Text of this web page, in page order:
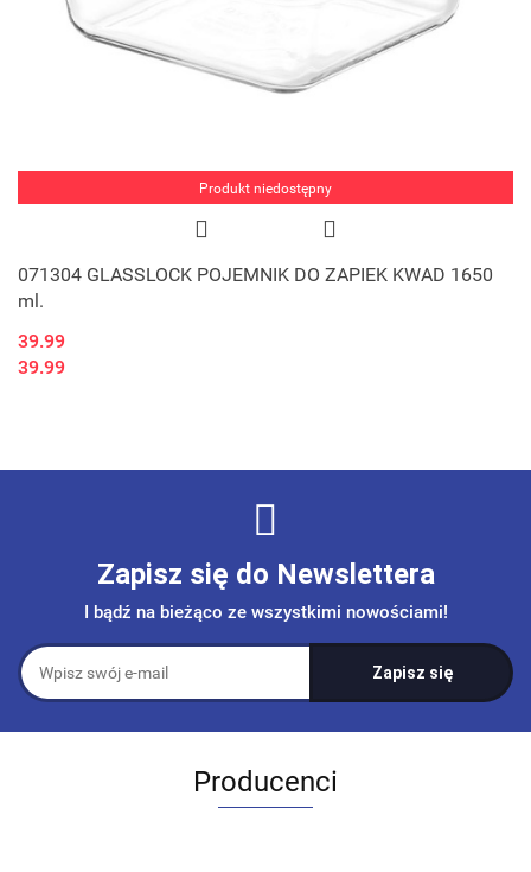
Produkt niedostępny
071304 GLASSLOCK POJEMNIK DO ZAPIEK KWAD 1650
ml.
39.99
39.99
Zapisz się do Newslettera
I bądź na bieżąco ze wszystkimi nowościami!
Producenci